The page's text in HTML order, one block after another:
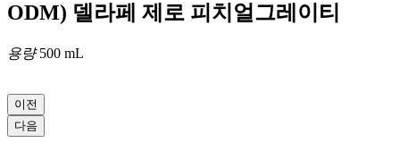
ODM) 델라페 제로 피치얼그레이티
용량 500 mL
이전
다음